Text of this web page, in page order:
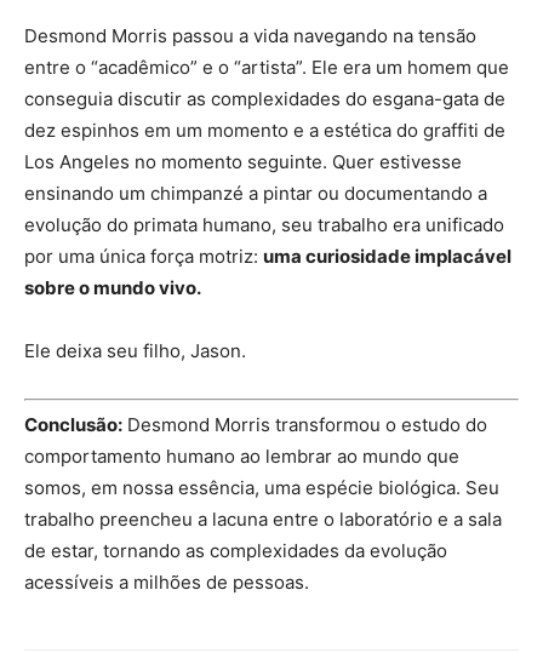
Desmond Morris passou a vida navegando na tensão
entre o “acadêmico” e o “artista”. Ele era um homem que
conseguia discutir as complexidades do esgana-gata de
dez espinhos em um momento e a estética do graffiti de
Los Angeles no momento seguinte. Quer estivesse
ensinando um chimpanzé a pintar ou documentando a
evolução do primata humano, seu trabalho era unificado
por uma única força motriz: uma curiosidade implacável
sobre o mundo vivo.
Ele deixa seu filho, Jason.
Conclusão: Desmond Morris transformou o estudo do
comportamento humano ao lembrar ao mundo que
somos, em nossa essência, uma espécie biológica. Seu
trabalho preencheu a lacuna entre o laboratório e a sala
de estar, tornando as complexidades da evolução
acessíveis a milhões de pessoas.